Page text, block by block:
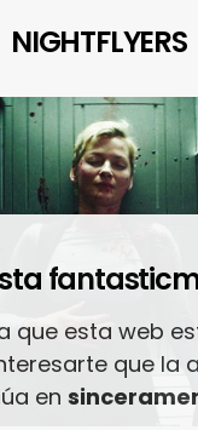
NIGHTFLYERS
que esta web
que la
en